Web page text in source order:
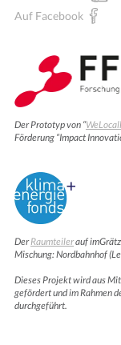
Auf Facebook
Der Prototyp von “
Förderung “Impact
DerRaumteilerauf
Mischung: Nordbahnhof
Dieses Projekt wird aus
gefördert und im Rahmen
durchgeführt.